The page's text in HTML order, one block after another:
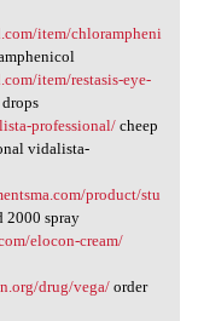
item/chlorampheni
item/restasis-eye-
professional/cheep
vidalista-
product/stu
2000 spray
elocon-cream/
drug/vega/order